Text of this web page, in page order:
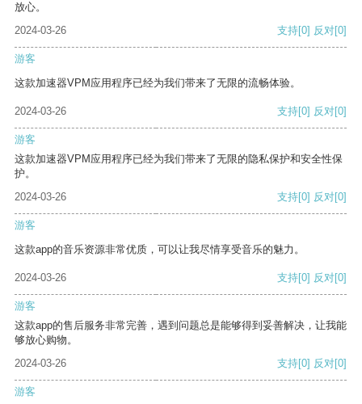
放心。
2024-03-26
支持[0] 反对[0]
游客
这款加速器VPM应用程序已经为我们带来了无限的流畅体验。
2024-03-26 支持[0] 反对[0]
游客
这款加速器VPM应用程序已经为我们带来了无限的隐私保护和安全性保
护。
2024-03-26
支持[0] 反对[0]
游客
这款app的音乐资源非常优质，可以让我尽情享受音乐的魅力。
2024-03-26 支持[0] 反对[0]
游客
这款app的售后服务非常完善，遇到问题总是能够得到妥善解决，让我能
够放心购物。
2024-03-26
支持[0] 反对[0]
游客